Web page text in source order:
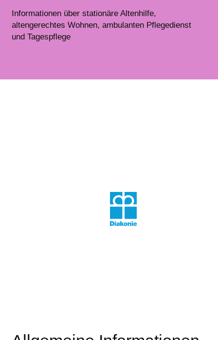
Informationen über stationäre Altenhilfe,
altengerechtes Wohnen, ambulanten Pflegedienst
und Tagespflege